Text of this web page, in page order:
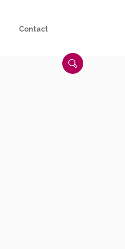
Contact